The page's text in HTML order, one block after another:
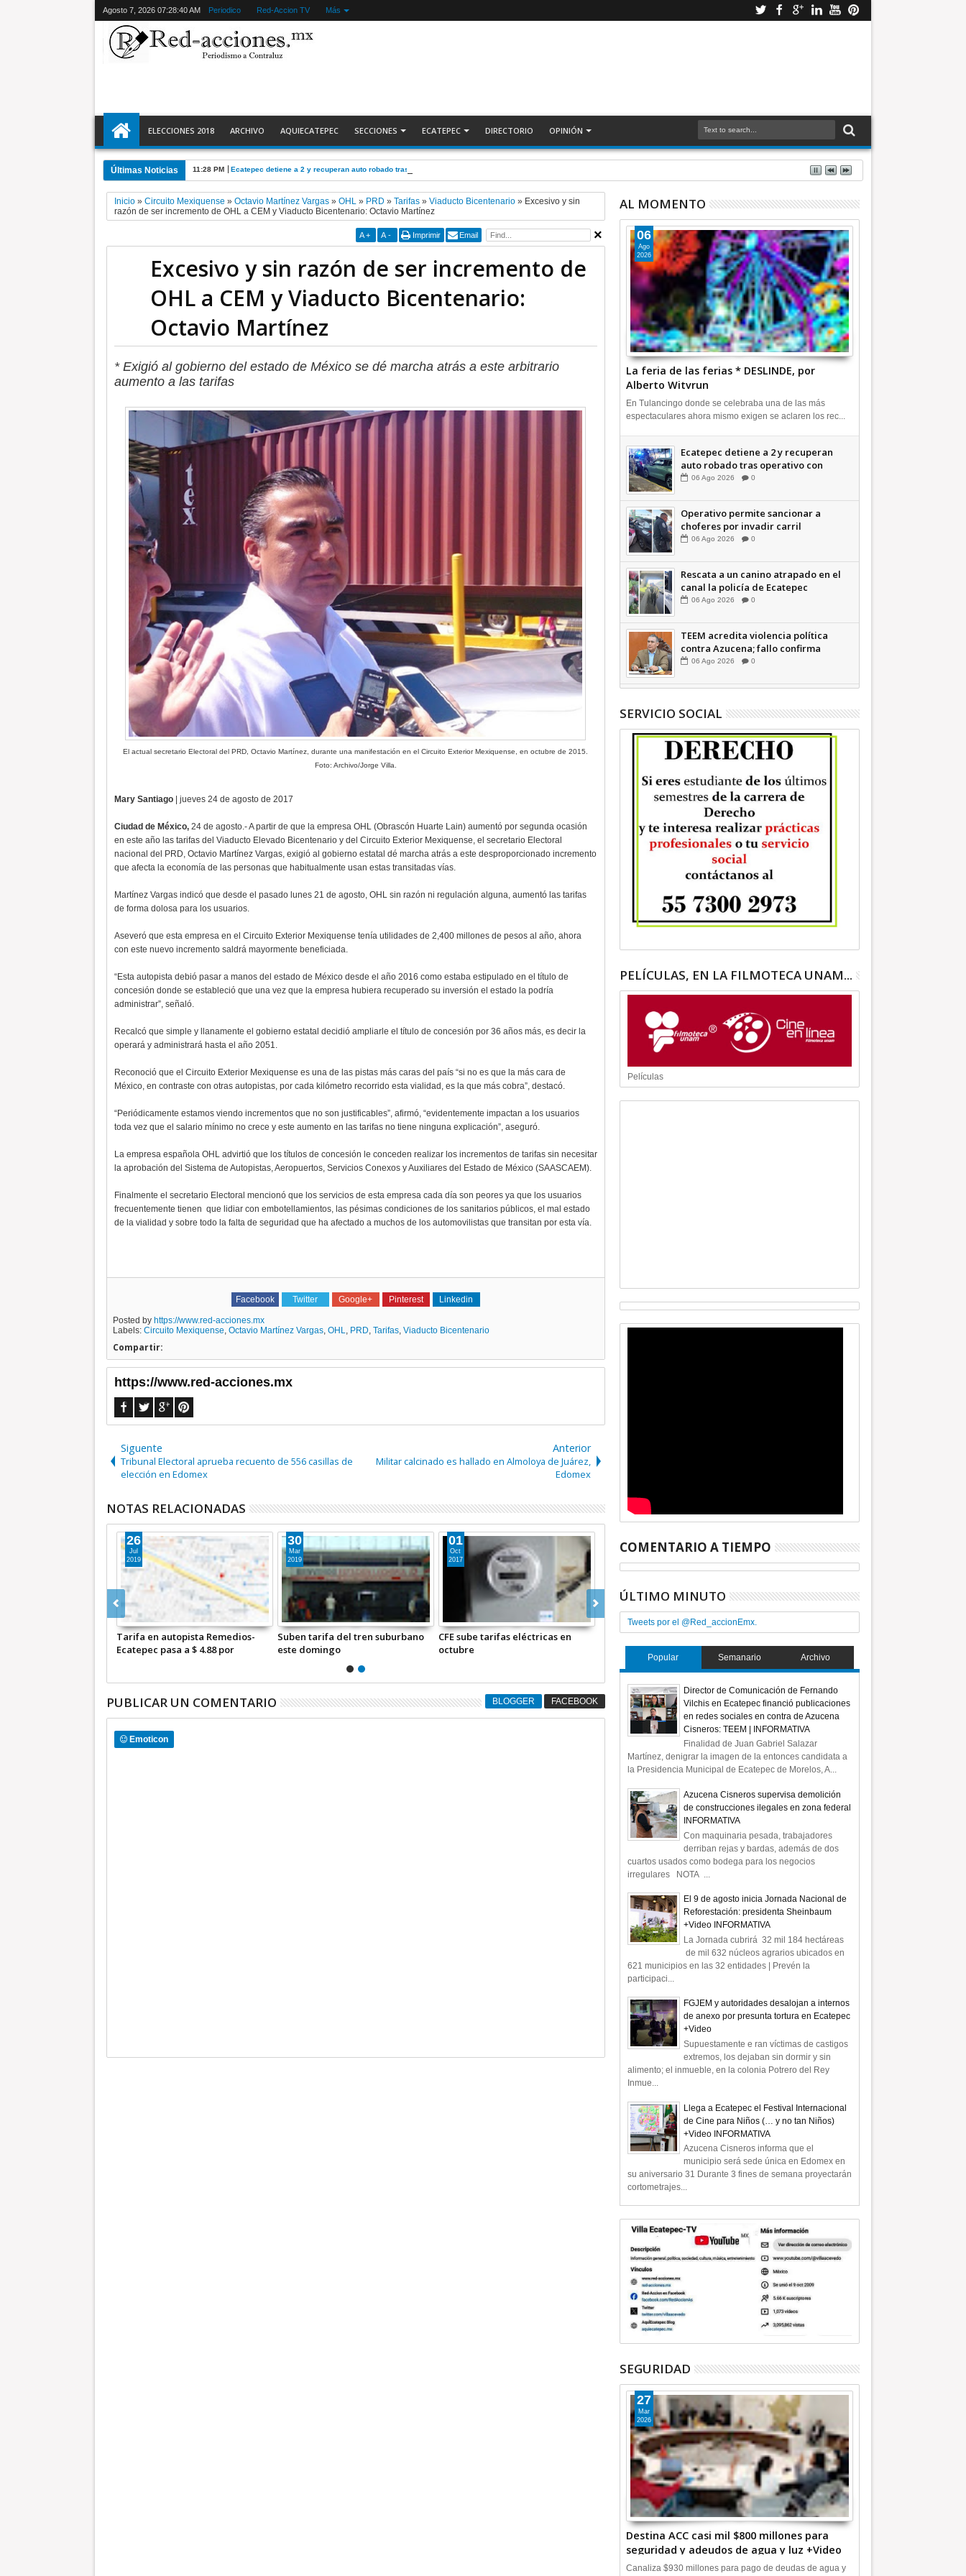
Agosto 7, 2026 07:28:41 AM Periodico Red-Accion TV Más
ELECCIONES 2018 ARCHIVO AQUIECATEPEC SECCIONES ECATEPEC DIRECTORIO OPINIÓN
Últimas Noticias 11:28 PM Ecatepec detiene a 2 y recuperan auto robado tras operativo con Tecámac +Video | INFORMATIVA
Inicio» Circuito Mexiquense » Octavio Martínez Vargas» OHL» PRD » Tarifas» Viaducto Bicentenario» Excesivo y sin
razón de ser incremento de OHL a CEM y Viaducto Bicentenario: Octavio Martínez
A + A - Imprimir Email
Excesivo y sin razón de ser incremento de
OHL a CEM y Viaducto Bicentenario:
Octavio Martínez
* Exigió al gobierno del estado de México se dé marcha atrás a este arbitrario
aumento a las tarifas
El actual secretario Electoral del PRD, Octavio Martínez, durante una manifestación en el Circuito Exterior Mexiquense, en octubre de 2015.
Foto: Archivo/Jorge Villa.
Mary Santiago | jueves 24 de agosto de 2017
Ciudad de México, 24 de agosto.- A partir de que la empresa OHL (Obrascón Huarte Lain) aumentó por segunda ocasión
en este año las tarifas del Viaducto Elevado Bicentenario y del Circuito Exterior Mexiquense, el secretario Electoral
nacional del PRD, Octavio Martínez Vargas, exigió al gobierno estatal dé marcha atrás a este desproporcionado incremento
que afecta la economía de las personas que habitualmente usan estas transitadas vías.
Martínez Vargas indicó que desde el pasado lunes 21 de agosto, OHL sin razón ni regulación alguna, aumentó las tarifas
de forma dolosa para los usuarios.
Aseveró que esta empresa en el Circuito Exterior Mexiquense tenía utilidades de 2,400 millones de pesos al año, ahora
con este nuevo incremento saldrá mayormente beneficiada.
“Esta autopista debió pasar a manos del estado de México desde el año 2016 como estaba estipulado en el título de
concesión donde se estableció que una vez que la empresa hubiera recuperado su inversión el estado la podría
administrar”, señaló.
Recalcó que simple y llanamente el gobierno estatal decidió ampliarle el título de concesión por 36 años más, es decir la
operará y administrará hasta el año 2051.
Reconoció que el Circuito Exterior Mexiquense es una de las pistas más caras del país “si no es que la más cara de
México, en contraste con otras autopistas, por cada kilómetro recorrido esta vialidad, es la que más cobra”, destacó.
“Periódicamente estamos viendo incrementos que no son justificables”, afirmó, “evidentemente impactan a los usuarios
toda vez que el salario mínimo no crece y este aumento en las tarifas no tiene ninguna explicación”, aseguró.
La empresa española OHL advirtió que los títulos de concesión le conceden realizar los incrementos de tarifas sin necesitar
la aprobación del Sistema de Autopistas, Aeropuertos, Servicios Conexos y Auxiliares del Estado de México (SAASCAEM).
Finalmente el secretario Electoral mencionó que los servicios de esta empresa cada día son peores ya que los usuarios
frecuentemente tienen que lidiar con embotellamientos, las pésimas condiciones de los sanitarios públicos, el mal estado
de la vialidad y sobre todo la falta de seguridad que ha afectado a muchos de los automovilistas que transitan por esta vía.
Facebook Twitter Google+ Pinterest Linkedin
Posted by https://www.red-acciones.mx
Labels: Circuito Mexiquense, Octavio Martínez Vargas, OHL, PRD, Tarifas, Viaducto Bicentenario
Compartir:
https://www.red-acciones.mx
Siguente
Tribunal Electoral aprueba recuento de 556 casillas de
elección en Edomex
Anterior
Militar calcinado es hallado en Almoloya de Juárez,
Edomex
NOTAS RELACIONADAS
Tarifa en autopista Remedios-
Ecatepec pasa a $ 4.88 por
26
Jul
2019
Suben tarifa del tren suburbano
este domingo
30
Mar
2019
CFE sube tarifas eléctricas en
octubre
01
Oct
2017
PUBLICAR UN COMENTARIO BLOGGER FACEBOOK
Emoticon
AL MOMENTO
La feria de las ferias * DESLINDE, por
Alberto Witvrun
06
Ago
2026
En Tulancingo donde se celebraba una de las más
espectaculares ahora mismo exigen se aclaren los rec...
Ecatepec detiene a 2 y recuperan
auto robado tras operativo con
Tecámac +Video | INFORMATIVA
06 Ago 2026 0
Operativo permite sancionar a
choferes por invadir carril
confinado: Ecatepec +Video |
06 Ago 2026 0
Rescata a un canino atrapado en el
canal la policía de Ecatepec
INFORMATIVA
06 Ago 2026 0
TEEM acredita violencia política
contra Azucena; fallo confirma
guerra sucia: Octavio Martínez
06 Ago 2026 0
SERVICIO SOCIAL
PELÍCULAS, EN LA FILMOTECA UNAM...
Películas
COMENTARIO A TIEMPO
ÚLTIMO MINUTO
Tweets por el @Red_accionEmx.
Popular Semanario Archivo
Director de Comunicación de Fernando
Vilchis en Ecatepec financió publicaciones
en redes sociales en contra de Azucena
Cisneros: TEEM | INFORMATIVA
Finalidad de Juan Gabriel Salazar
Martínez, denigrar la imagen de la entonces candidata a
la Presidencia Municipal de Ecatepec de Morelos, A...
Azucena Cisneros supervisa demolición
de construcciones ilegales en zona federal
INFORMATIVA
Con maquinaria pesada, trabajadores
derriban rejas y bardas, además de dos
cuartos usados como bodega para los negocios
irregulares NOTA ...
El 9 de agosto inicia Jornada Nacional de
Reforestación: presidenta Sheinbaum
+Video INFORMATIVA
La Jornada cubrirá 32 mil 184 hectáreas
de mil 632 núcleos agrarios ubicados en
621 municipios en las 32 entidades | Prevén la
participaci...
FGJEM y autoridades desalojan a internos
de anexo por presunta tortura en Ecatepec
+Video
Supuestamente e ran víctimas de castigos
extremos, los dejaban sin dormir y sin
alimento; el inmueble, en la colonia Potrero del Rey
Inmue...
Llega a Ecatepec el Festival Internacional
de Cine para Niños (… y no tan Niños)
+Video INFORMATIVA
Azucena Cisneros informa que el
municipio será sede única en Edomex en
su aniversario 31 Durante 3 fines de semana proyectarán
cortometrajes...
SEGURIDAD
Destina ACC casi mil $800 millones para
seguridad y adeudos de agua y luz +Video
27
Mar
2026
Canaliza $930 millones para pago de deudas de agua y